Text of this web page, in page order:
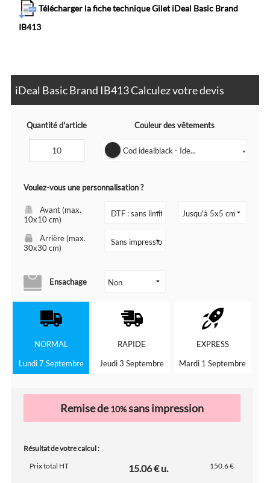
Télécharger la fiche technique Gilet iDeal Basic Brand
IB413
iDeal Basic Brand IB413 Calculez votre devis
Quantité d'article Couleur des vêtements
Cod idealblack - Ide... ▼
Voulez-vous une personnalisation ?
Avant (max.
10x10 cm)
Arrière (max.
30x30 cm)
Ensachage
NORMAL
Lundi 7 Septembre
RAPIDE
Jeudi 3 Septembre
EXPRESS
Mardi 1 Septembre
Remise de10%sans impression
Résultat de votre calcul :
Prix total HT
15.06 € u. 150.6 €